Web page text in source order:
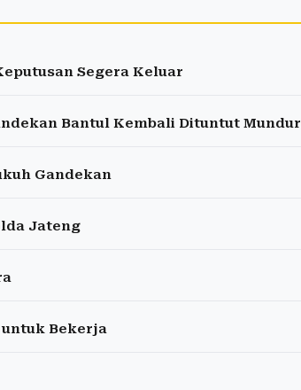
Segera Keluar
Bantul Kembali Dituntut Mundur
Gandekan
Jateng
untuk Bekerja